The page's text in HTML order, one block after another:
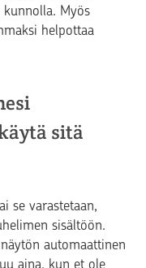
Myös
helpottaa
sitä
se varastetaan,
sisältöön.
automaattinen
aina, kun et ole